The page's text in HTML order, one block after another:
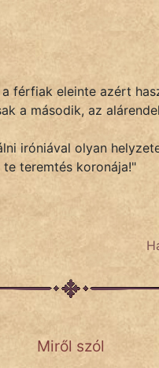
férfiak eleinte azért
a második, az
iróniával olyan
teremtés koronája!"
Miről szól